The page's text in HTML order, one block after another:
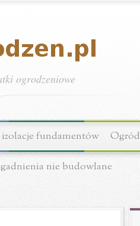
ogrodzeniowe
fundamentów Ogród
nie budowlane